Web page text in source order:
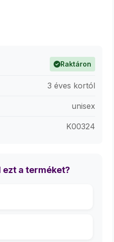
Raktáron
3 éves kortól
unisex
K00324
a terméket?